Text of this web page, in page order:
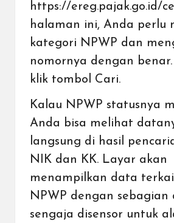
https://ereg.pajak.go.id/
halaman ini, Anda perlu
kategori NPWP dan
nomornya dengan
klik tombol Cari.
Kalau NPWP statusnya
Anda bisa melihat
langsung di hasil
NIK dan KK. Layar akan
menampilkan data
NPWP dengan sebagian
sengaja disensor untuk